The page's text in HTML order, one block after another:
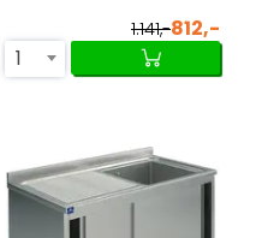
1.141,-812,-
1